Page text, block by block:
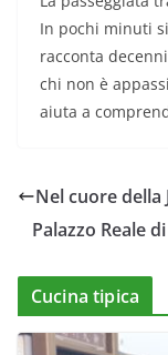
In pochi minuti
racconta
chi non è
aiuta a
Nel cuore della
Palazzo Reale
Cucina tipica